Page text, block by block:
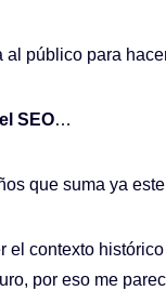
al público para
SEO…
que suma ya
el contexto
por eso me